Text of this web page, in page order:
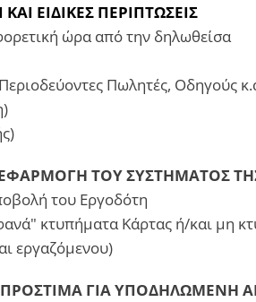
ΕΙΔΙΚΕΣ ΠΕΡΙΠΤΩΣΕΙΣ
ώρα από την δηλωθείσα
Πωλητές, Οδηγούς
ΤΟΥ ΣΥΣΤΗΜΑΤΟΣ
του Εργοδότη
κτυπήματα Κάρτας ή/και μη
εργαζόμενου)
ΠΡΟΣΤΙΜΑ ΓΙΑ ΥΠΟΔΗΛΩΜΕΝΗ